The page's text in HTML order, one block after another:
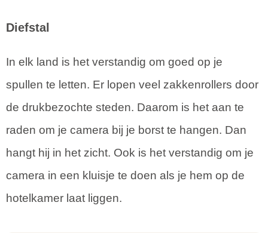
Diefstal
In elk land is het verstandig om goed op je
spullen te letten. Er lopen veel zakkenrollers door
de drukbezochte steden. Daarom is het aan te
raden om je camera bij je borst te hangen. Dan
hangt hij in het zicht. Ook is het verstandig om je
camera in een kluisje te doen als je hem op de
hotelkamer laat liggen.